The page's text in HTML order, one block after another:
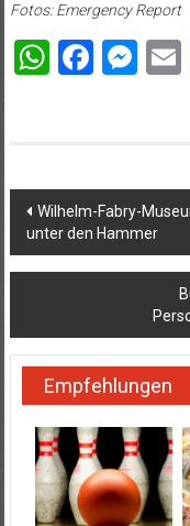
Fotos: Emergency Report
Wilhelm-Fabry-
unter den Hammer
Empfehlungen